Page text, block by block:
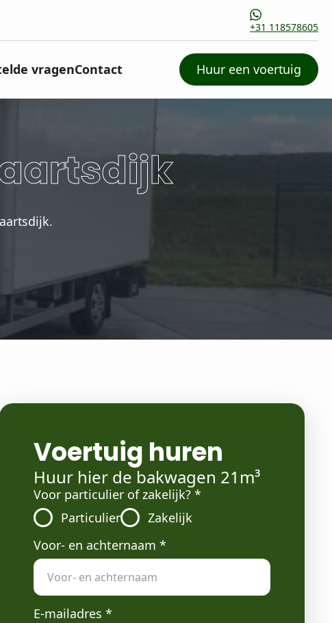
+31 118578605
vragenContact Huur een voertuig
Voertuig huren
Huur hier de bakwagen 21m³
Voor particulier of zakelijk? *
Particulier
Zakelijk
Voor- en achternaam *
E-mailadres *